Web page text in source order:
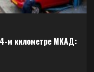
м километре МКАД: